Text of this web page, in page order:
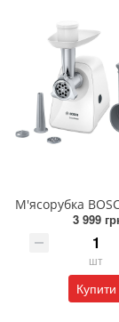
3 999
шт
Купити